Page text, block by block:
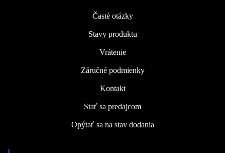
Časté otázky
Stavy produktu
Vrátenie
Záručné podmienky
Kontakt
Stať sa predajcom
Opýtať sa na stav dodania